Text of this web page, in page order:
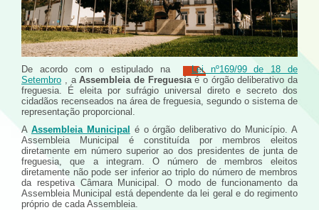
De acordo com o estipulado na
Lei nº169/99 de 18 de
Setembro , aAssembleia de Freguesiaé o órgão deliberativo da
freguesia. É eleita por sufrágio universal direto e secreto dos
cidadãos recenseados na área de freguesia, segundo o sistema de
representação proporcional.
A Assembleia Municipal é o órgão deliberativo do Município. A
Assembleia Municipal é constituída por membros eleitos
diretamente em número superior ao dos presidentes de junta de
freguesia, que a integram. O número de membros eleitos
diretamente não pode ser inferior ao triplo do número de membros
da respetiva Câmara Municipal. O modo de funcionamento da
Assembleia Municipal está dependente da lei geral e do regimento
próprio de cada Assembleia.